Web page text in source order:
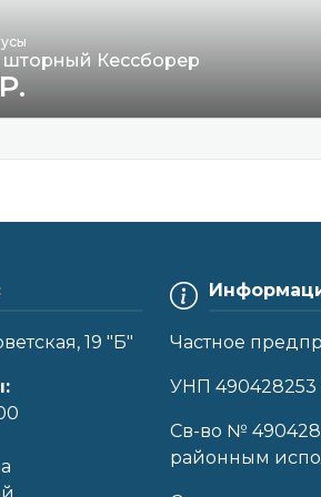
шторный Кессборер
19 "Б" Частное
УНП 490428253
Cв-во №
районным